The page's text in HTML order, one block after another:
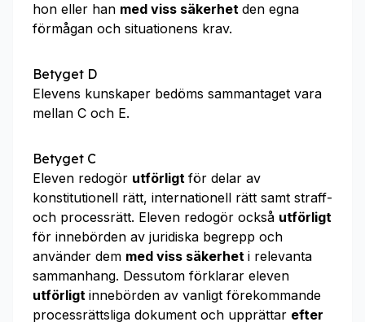
hon eller han med viss säkerhet den egna
förmågan och situationens krav.
Betyget D
Elevens kunskaper bedöms sammantaget vara
mellan C och E.
Betyget C
Eleven redogör utförligt för delar av
konstitutionell rätt, internationell rätt samt straff-
och processrätt. Eleven redogör också utförligt
för innebörden av juridiska begrepp och
använder dem med viss säkerhet i relevanta
sammanhang. Dessutom förklarar eleven
utförligt innebörden av vanligt förekommande
processrättsliga dokument och upprättar efter